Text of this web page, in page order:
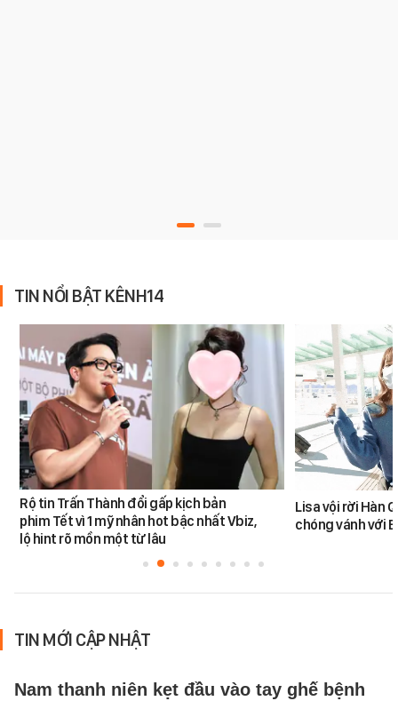
TIN NỔI BẬT KÊNH14
Rộ tin Trấn Thành đổi gấp kịch bản
phim Tết vì 1 mỹ nhân hot bậc nhất Vbiz,
lộ hint rõ mồn một từ lâu
Lisa vội rời Hàn
chóng vánh với
TIN MỚI CẬP NHẬT
Nam thanh niên kẹt đầu vào tay ghế bệnh